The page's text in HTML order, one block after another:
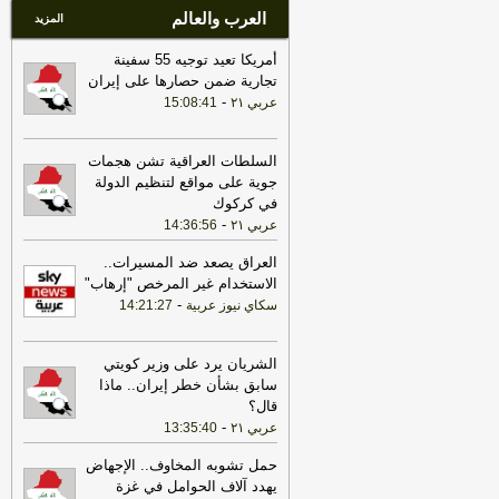
العرب والعالم المزيد
أمريكا تعيد توجيه 55 سفينة
تجارية ضمن حصارها على إيران
عربي ٢١ -
15:08:41
السلطات العراقية تشن هجمات
جوية على مواقع لتنظيم الدولة
في كركوك
عربي ٢١ -
14:36:56
العراق يصعد ضد المسيرات..
الاستخدام غير المرخص "إرهاب"
سكاي نيوز عربية -
14:21:27
الشريان يرد على وزير كويتي
سابق بشأن خطر إيران.. ماذا
قال؟
عربي ٢١ -
13:35:40
حمل تشوبه المخاوف.. الإجهاض
يهدد آلاف الحوامل في غزة